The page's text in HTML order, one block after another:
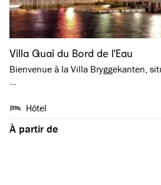
Villa Quai du Bord de l'Eau
Bienvenue à la Villa Bryggekanten,
…
Hôtel
À partir de